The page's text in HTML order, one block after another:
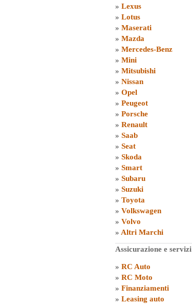
» Lexus
» Lotus
» Maserati
» Mazda
» Mercedes-Benz
» Mini
» Mitsubishi
» Nissan
» Opel
» Peugeot
» Porsche
» Renault
» Saab
» Seat
» Skoda
» Smart
» Subaru
» Suzuki
» Toyota
» Volkswagen
» Volvo
» Altri Marchi
Assicurazione e servizi
» RC Auto
» RC Moto
» Finanziamenti
» Leasing auto